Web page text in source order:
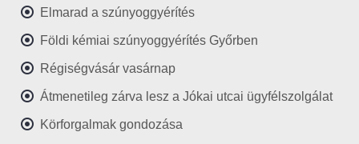
Elmarad a szúnyoggyérítés
Földi kémiai szúnyoggyérítés Győrben
Régiségvásár vasárnap
Átmenetileg zárva lesz a Jókai utcai ügyfélszolgálat
Körforgalmak gondozása